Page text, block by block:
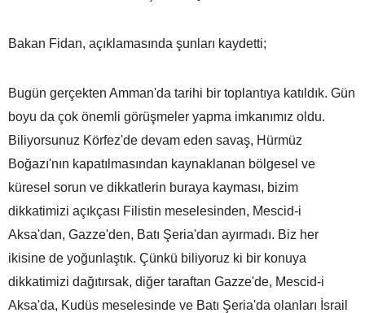
Bakan Fidan, açıklamasında şunları kaydetti;
Bugün gerçekten Amman'da tarihi bir toplantıya katıldık. Gün
boyu da çok önemli görüşmeler yapma imkanımız oldu.
Biliyorsunuz Körfez'de devam eden savaş, Hürmüz
Boğazı'nın kapatılmasından kaynaklanan bölgesel ve
küresel sorun ve dikkatlerin buraya kayması, bizim
dikkatimizi açıkçası Filistin meselesinden, Mescid-i
Aksa'dan, Gazze'den, Batı Şeria'dan ayırmadı. Biz her
ikisine de yoğunlaştık. Çünkü biliyoruz ki bir konuya
dikkatimizi dağıtırsak, diğer taraftan Gazze'de, Mescid-i
Aksa'da, Kudüs meselesinde ve Batı Şeria'da olanları İsrail